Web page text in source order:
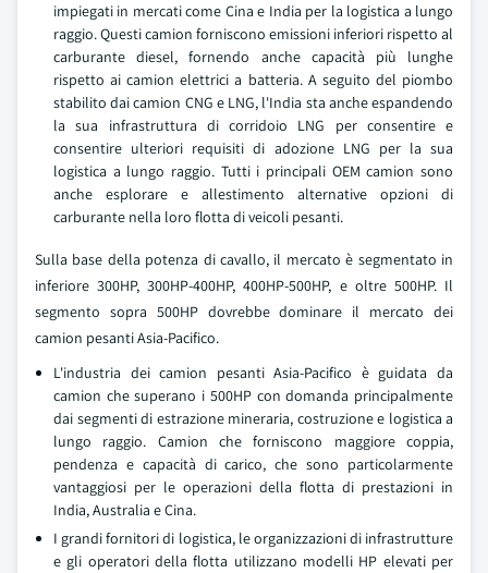
impiegati in mercati come Cina e India per la logistica a lungo
raggio. Questi camion forniscono emissioni inferiori rispetto al
carburante diesel, fornendo anche capacità più lunghe
rispetto ai camion elettrici a batteria. A seguito del piombo
stabilito dai camion CNG e LNG, l'India sta anche espandendo
la sua infrastruttura di corridoio LNG per consentire e
consentire ulteriori requisiti di adozione LNG per la sua
logistica a lungo raggio. Tutti i principali OEM camion sono
anche esplorare e allestimento alternative opzioni di
carburante nella loro flotta di veicoli pesanti.
Sulla base della potenza di cavallo, il mercato è segmentato in
inferiore 300HP, 300HP-400HP, 400HP-500HP, e oltre 500HP. Il
segmento sopra 500HP dovrebbe dominare il mercato dei
camion pesanti Asia-Pacifico.
L'industria dei camion pesanti Asia-Pacifico è guidata da
camion che superano i 500HP con domanda principalmente
dai segmenti di estrazione mineraria, costruzione e logistica a
lungo raggio. Camion che forniscono maggiore coppia,
pendenza e capacità di carico, che sono particolarmente
vantaggiosi per le operazioni della flotta di prestazioni in
India, Australia e Cina.
I grandi fornitori di logistica, le organizzazioni di infrastrutture
e gli operatori della flotta utilizzano modelli HP elevati per